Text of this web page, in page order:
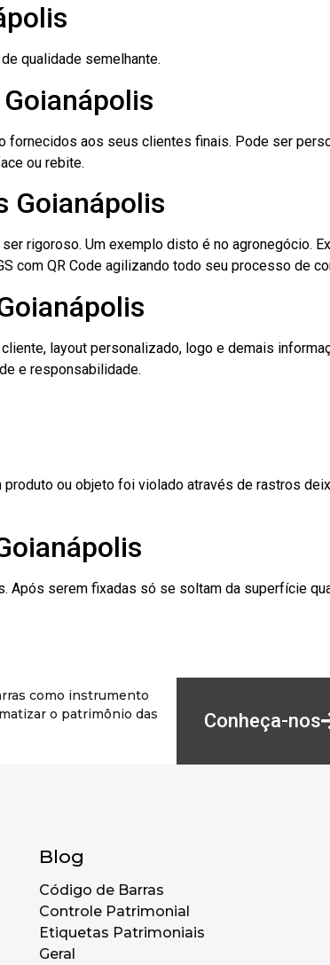
qualidade semelhante.
fornecidos aos seus clientes finais. Pode ser
ou rebite.
Goianápolis
rigoroso. Um exemplo disto é no agronegócio.
com QR Code agilizando todo seu processo de
layout personalizado, logo e demais
e responsabilidade.
ou objeto foi violado através de rastros
Após serem fixadas só se soltam da superfície
como instrumento
o patrimônio das
Conheça-nos
Blog
Código de Barras
Controle Patrimonial
Etiquetas Patrimoniais
Geral